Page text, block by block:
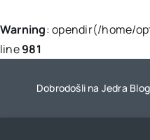
Warning: opendir(/home/
line981
Dobrodošli na Jedra